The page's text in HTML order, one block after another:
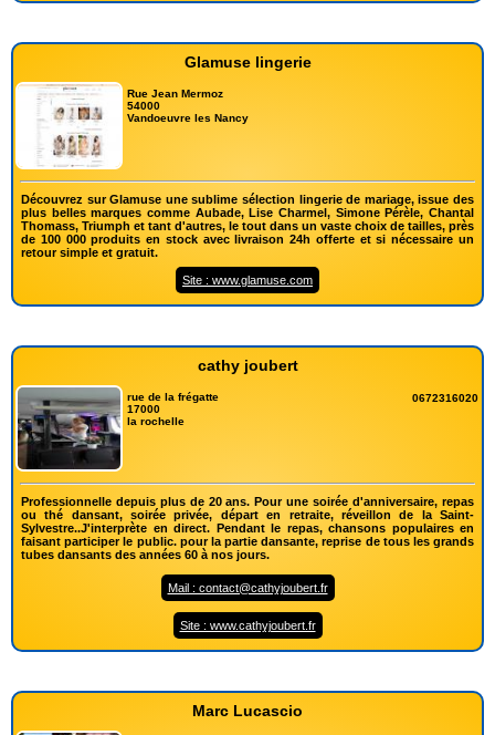
Glamuse lingerie
Rue Jean Mermoz
54000
Vandoeuvre les Nancy
Découvrez sur Glamuse une sublime sélection lingerie de mariage, issue des
plus belles marques comme Aubade, Lise Charmel, Simone Pérèle, Chantal
Thomass, Triumph et tant d'autres, le tout dans un vaste choix de tailles, près
de 100 000 produits en stock avec livraison 24h offerte et si nécessaire un
retour simple et gratuit.
Site : www.glamuse.com
cathy joubert
rue de la frégatte
17000
la rochelle
0672316020
Professionnelle depuis plus de 20 ans. Pour une soirée d'anniversaire, repas
ou thé dansant, soirée privée, départ en retraite, réveillon de la Saint-
Sylvestre..J'interprète en direct. Pendant le repas, chansons populaires en
faisant participer le public. pour la partie dansante, reprise de tous les grands
tubes dansants des années 60 à nos jours.
Mail : contact@cathyjoubert.fr
Site : www.cathyjoubert.fr
Marc Lucascio